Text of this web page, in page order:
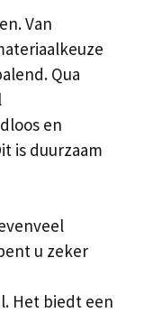
Van
Qua
en
is duurzaam
u zeker
Het biedt een